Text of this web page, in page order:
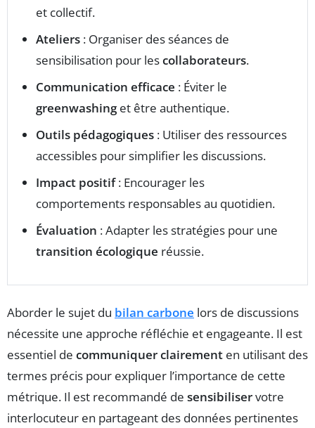
et collectif.
Ateliers : Organiser des séances de
sensibilisation pour lescollaborateurs.
Communication efficace : Éviter le
greenwashinget être authentique.
Outils pédagogiques : Utiliser des ressources
accessibles pour simplifier les discussions.
Impact positif: Encourager les
comportements responsables au quotidien.
Évaluation : Adapter les stratégies pour une
transition écologique réussie.
Aborder le sujet du bilan carbone lors de discussions
nécessite une approche réfléchie et engageante. Il est
essentiel de communiquer clairement en utilisant des
termes précis pour expliquer l’importance de cette
métrique. Il est recommandé de sensibiliservotre
interlocuteur en partageant des données pertinentes